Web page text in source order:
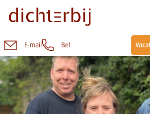
Naar
inhoud
E-mail Bel
Snel naar: